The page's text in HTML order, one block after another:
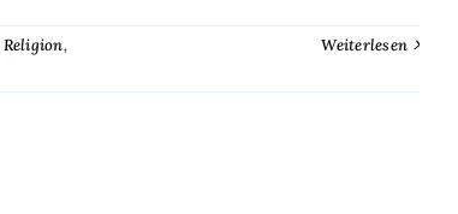
Religion,
Weiterlesen